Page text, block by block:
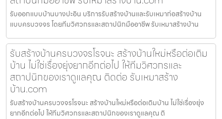
รับออกแบบบ้านบางปะอิน บริการรับสร้างบ้านและรับเหมาก่อสร้างบ้าน
แบบครบวงจร โดยทีมวิศวกรและสถาปนิกมืออาชีพ รับเหมาสร้างบ้าน
รับสร้างบ้านครบวงจรโรจนะ สร้างบ้านใหม่หรือต่อเติม
บ้าน ไม่ใช่เรื่องยุ่งยากอีกต่อไป ให้ทีมวิศวกรและ
สถาปนิกของเราดูแลคุณ ติดต่อ รับเหมาสร้าง
บ้าน.com
รับสร้างบ้านครบวงจรโรจนะ สร้างบ้านใหม่หรือต่อเติมบ้าน ไม่ใช่เรื่องยุ่ง
ยากอีกต่อไป ให้ทีมวิศวกรและสถาปนิกของเราดูแลคุณ ติ